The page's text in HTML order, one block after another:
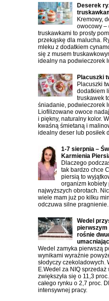
Deserek
Kremowy,
owocowy –
truskawkami to prosty
przekąskę dla malucha.
mleku z dodatkiem
się z musem
idealny na podwieczorek
Placuszki
Placuszki
dodatkiem
truskawek
śniadanie, podwieczorek
Liofilizowane owoce
i piękny, naturalny kolor.
kwaśną śmietaną i
idealny deser lub posiłek
1-7 sierpnia –
Karmienia
Dlaczego
tak bardzo chce
piersią to
organizm kobiety
najwyższych obrotach.
wiele mam już po kilku
odczuwa silne pragnienie.
Wedel
pierwszym
rośnie
Wedel zamyka pierwszą
wynikami wyraźnie
słodyczy czekoladowych.
E.Wedel za NIQ
zwiększyła się o 11,3
całego rynku o 2,7 proc.
intensywnej pracy.